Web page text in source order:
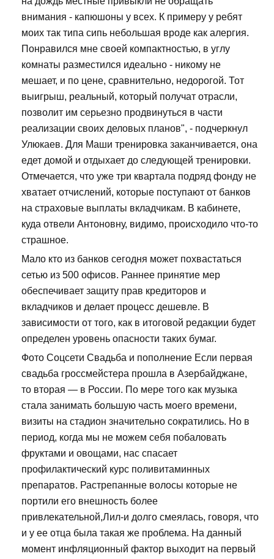
внимания - капюшоны у всех. К примеру у ребят
моих так типа сипь небольшая вроде как алергия.
Понравился мне своей компактностью, в углу
комнаты разместился идеально - никому не
мешает, и по цене, сравнительно, недорогой. Тот
выигрыш, реальный, который получат отрасли,
позволит им серьезно продвинуться в части
реализации своих деловых планов", - подчеркнул
Улюкаев. Для Маши тренировка заканчивается, она
едет домой и отдыхает до следующей тренировки.
Отмечается, что уже три квартала подряд фонду не
хватает отчислений, которые поступают от банков
на страховые выплаты вкладчикам. В кабинете,
куда отвели Антоновну, видимо, происходило что-то
страшное.
Мало кто из банков сегодня может похвастаться
сетью из 500 офисов. Раннее принятие мер
обеспечивает защиту прав кредиторов и
вкладчиков и делает процесс дешевле. В
зависимости от того, как в итоговой редакции будет
определен уровень опасности таких бумаг.
Фото Соцсети Свадьба и пополнение Если первая
свадьба гроссмейстера прошла в Азербайджане,
то вторая — в России. По мере того как музыка
стала занимать большую часть моего времени,
визиты на стадион значительно сократились. Но в
период, когда мы не можем себя побаловать
фруктами и овощами, нас спасает
профилактический курс поливитаминных
препаратов. Растрепанные волосы которые не
портили его внешность более
привлекательной,Лил-и долго смеялась, говоря, что
и у ее отца была такая же проблема. На данный
момент инфляционный фактор выходит на первый